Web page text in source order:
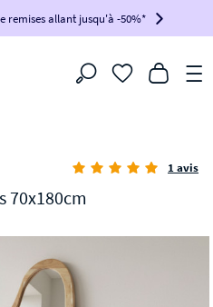
commande !
BIKINI100
en bas de page-
remises allant jusqu'à -50%*
Filtrer
70x180cm
1 avis